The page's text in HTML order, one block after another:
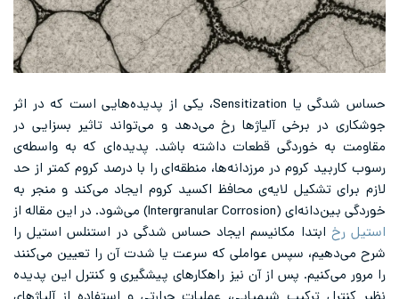
حساس شدگی یا Sensitization، یکی از پدیده‌هایی است که در اثر
جوشکاری در برخی آلیاژها رخ می‌دهد و می‌تواند تاثیر بسزایی در
مقاومت به خوردگی قطعات داشته باشد. پدیده‌ای که به واسطه‌ی
رسوب کاربید کروم در مرزدانه‌ها، منطقه‌ای را با درصد کروم کمتر از حد
لازم برای تشکیل لایه‌ی محافظ اکسید کروم ایجاد می‌کند و منجر به
خوردگی بین‌دانه‌ای (Intergranular Corrosion) می‌شود. در این مقاله از
استیل رخ ابتدا مکانیسم ایجاد حساس شدگی در استنلس استیل را
شرح می‌دهیم، سپس عواملی که سرعت یا شدت آن را تعیین می‌کنند
را مرور می‌کنیم. پس از آن نیز راهکارهای پیشگیری و کنترل این پدیده